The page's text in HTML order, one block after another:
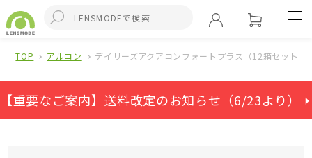
TOP アルコン デイリーズアクアコンフォートプラス（12箱セット）
【重要なご案内】送料改定のお知らせ（6/23より） ⏵